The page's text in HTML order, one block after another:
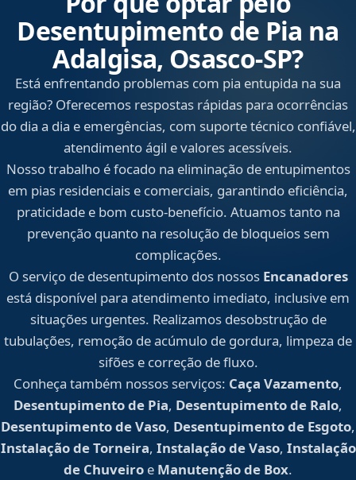
Desentupimento de Pia na
Adalgisa, Osasco‑SP?
Está enfrentando problemas com pia entupida na sua
região? Oferecemos respostas rápidas para ocorrências
do dia a dia e emergências, com suporte técnico confiável,
atendimento ágil e valores acessíveis.
Nosso trabalho é focado na eliminação de entupimentos
em pias residenciais e comerciais, garantindo eficiência,
praticidade e bom custo-benefício. Atuamos tanto na
prevenção quanto na resolução de bloqueios sem
complicações.
O serviço de desentupimento dos nossos Encanadores
está disponível para atendimento imediato, inclusive em
situações urgentes. Realizamos desobstrução de
tubulações, remoção de acúmulo de gordura, limpeza de
sifões e correção de fluxo.
Conheça também nossos serviços: Caça Vazamento,
Desentupimento de Pia, Desentupimento de Ralo,
Desentupimento de Vaso, Desentupimento de Esgoto,
Instalação de Torneira, Instalação de Vaso, Instalação
de Chuveiro e Manutenção de Box.